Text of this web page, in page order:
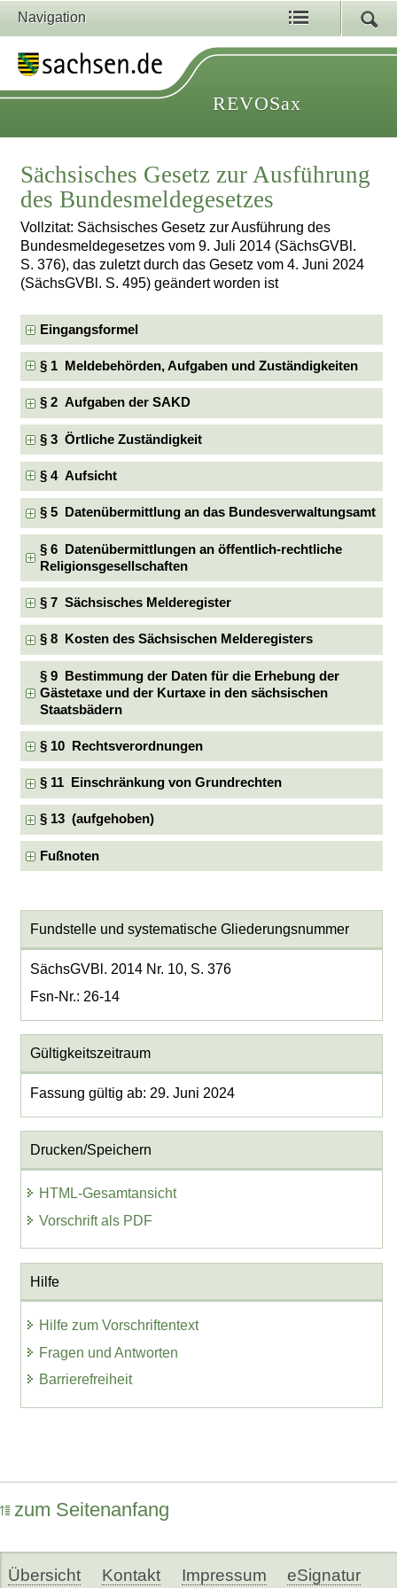
Navigation
REVOSax
Sächsisches Gesetz zur Ausführung
des Bundesmeldegesetzes
Vollzitat: Sächsisches Gesetz zur Ausführung des
Bundesmeldegesetzes vom 9. Juli 2014 (SächsGVBl.
S. 376), das zuletzt durch das Gesetz vom 4. Juni 2024
(SächsGVBl. S. 495) geändert worden ist
Eingangsformel
§ 1 Meldebehörden, Aufgaben und Zuständigkeiten
§ 2 Aufgaben der SAKD
§ 3 Örtliche Zuständigkeit
§ 4 Aufsicht
§ 5 Datenübermittlung an das Bundesverwaltungsamt
§ 6 Datenübermittlungen an öffentlich-rechtliche
Religionsgesellschaften
§ 7 Sächsisches Melderegister
§ 8 Kosten des Sächsischen Melderegisters
§ 9 Bestimmung der Daten für die Erhebung der
Gästetaxe und der Kurtaxe in den sächsischen
Staatsbädern
§ 10 Rechtsverordnungen
§ 11 Einschränkung von Grundrechten
§ 13 (aufgehoben)
Fußnoten
Fundstelle und systematische Gliederungsnummer
SächsGVBl. 2014 Nr. 10, S. 376
Fsn-Nr.: 26-14
Gültigkeitszeitraum
Fassung gültig ab: 29. Juni 2024
Drucken/Speichern
HTML-Gesamtansicht
Vorschrift als PDF
Hilfe
Hilfe zum Vorschriftentext
Fragen und Antworten
Barrierefreiheit
zum Seitenanfang
Übersicht Kontakt Impressum eSignatur